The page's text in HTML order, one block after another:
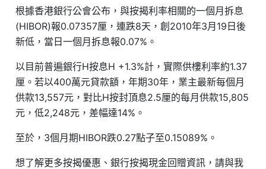
根據香港銀行公會公布，與按揭利率相關的一個月拆息
(HIBOR)報0.07357厘，連跌8天，創2010年3月19日後
新低，當日一個月拆息報0.07%。
以目前普遍銀行H按息H +1.3%計，實際供樓利率約1.37
厘。若以400萬元貸款額，年期30年，業主最新每個月
供款13,557元，對比H按封頂息2.5厘的每月供款15,805
元，低2,248元，差幅達14%。
至於，3個月期HIBOR跌0.27點子至0.15089%。
想了解更多按揭優惠、銀行按揭現金回贈資訊，請與我